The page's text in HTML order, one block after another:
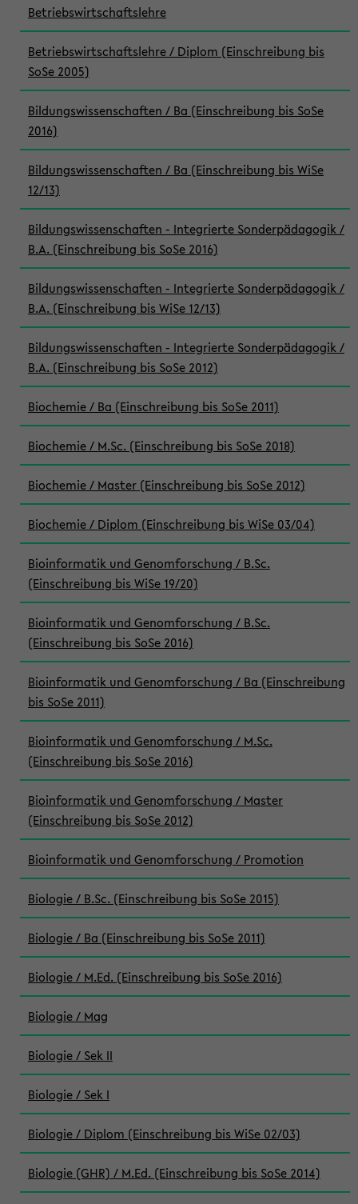
Betriebswirtschaftslehre
Betriebswirtschaftslehre / Diplom (Einschreibung bis
SoSe 2005)
Bildungswissenschaften / Ba (Einschreibung bis SoSe
2016)
Bildungswissenschaften / Ba (Einschreibung bis WiSe
12/13)
Bildungswissenschaften - Integrierte Sonderpädagogik /
B.A. (Einschreibung bis SoSe 2016)
Bildungswissenschaften - Integrierte Sonderpädagogik /
B.A. (Einschreibung bis WiSe 12/13)
Bildungswissenschaften - Integrierte Sonderpädagogik /
B.A. (Einschreibung bis SoSe 2012)
Biochemie / Ba (Einschreibung bis SoSe 2011)
Biochemie / M.Sc. (Einschreibung bis SoSe 2018)
Biochemie / Master (Einschreibung bis SoSe 2012)
Biochemie / Diplom (Einschreibung bis WiSe 03/04)
Bioinformatik und Genomforschung / B.Sc.
(Einschreibung bis WiSe 19/20)
Bioinformatik und Genomforschung / B.Sc.
(Einschreibung bis SoSe 2016)
Bioinformatik und Genomforschung / Ba (Einschreibung
bis SoSe 2011)
Bioinformatik und Genomforschung / M.Sc.
(Einschreibung bis SoSe 2016)
Bioinformatik und Genomforschung / Master
(Einschreibung bis SoSe 2012)
Bioinformatik und Genomforschung / Promotion
Biologie / B.Sc. (Einschreibung bis SoSe 2015)
Biologie / Ba (Einschreibung bis SoSe 2011)
Biologie / M.Ed. (Einschreibung bis SoSe 2016)
Biologie / Mag
Biologie / Sek II
Biologie / Sek I
Biologie / Diplom (Einschreibung bis WiSe 02/03)
Biologie (GHR) / M.Ed. (Einschreibung bis SoSe 2014)